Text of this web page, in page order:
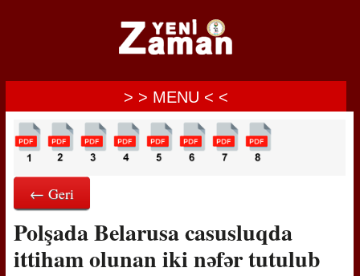
> > MENU < <
← Geri
Polşada Belarusa casusluqda
ittiham olunan iki nəfər tutulub